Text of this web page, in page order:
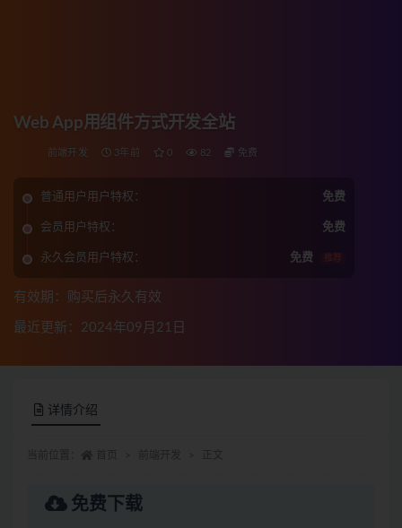
Web App用组件方式开发全站
前端开发 3年前 0 82 免费
普通用户用户特权： 免费
会员用户特权： 免费
永久会员用户特权： 免费 推荐
有效期：购买后永久有效
最近更新：2024年09月21日
详情介绍
免费下载